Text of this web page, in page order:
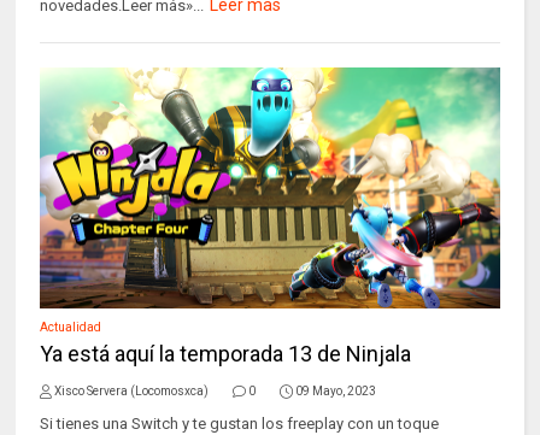
novedades.Leer más»... Leer mas
Actualidad
Ya está aquí la temporada 13 de Ninjala
Xisco Servera (Locomosxca) 0 09 Mayo, 2023
Si tienes una Switch y te gustan los freeplay con un toque